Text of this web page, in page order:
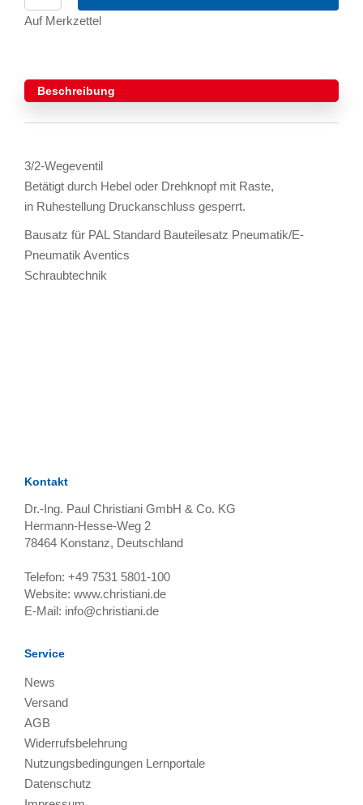
Auf Merkzettel
Beschreibung
3/2-Wegeventil
Betätigt durch Hebel oder Drehknopf mit Raste,
in Ruhestellung Druckanschluss gesperrt.
Bausatz für PAL Standard Bauteilesatz Pneumatik/E-
Pneumatik Aventics
Schraubtechnik
Kontakt
Dr.-Ing. Paul Christiani GmbH & Co. KG
Hermann-Hesse-Weg 2
78464 Konstanz, Deutschland
Telefon: +49 7531 5801-100
Website: www.christiani.de
E-Mail: info@christiani.de
Service
News
Versand
AGB
Widerrufsbelehrung
Nutzungsbedingungen Lernportale
Datenschutz